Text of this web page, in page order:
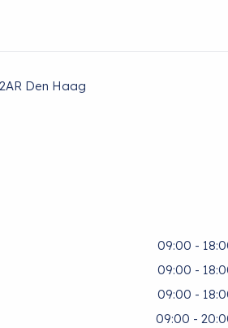
Den Haag
09:00 -
09:00 -
09:00 -
09:00 -